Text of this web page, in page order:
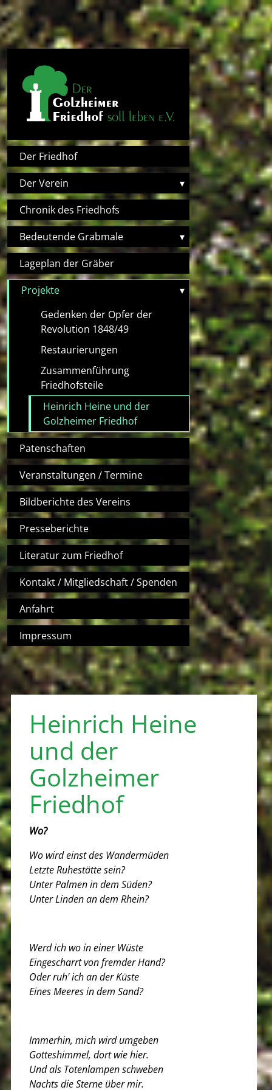
Direkt zum Inhalt
Hauptnavigation
Der Friedhof
Der Verein
▾
Chronik des Friedhofs
Bedeutende Grabmale
▾
Lageplan der Gräber
Projekte
▾
Gedenken der Opfer der
Revolution 1848/49
Restaurierungen
Zusammenführung
Friedhofsteile
Heinrich Heine und der
Golzheimer Friedhof
Patenschaften
Veranstaltungen / Termine
Bildberichte des Vereins
Presseberichte
Literatur zum Friedhof
Kontakt / Mitgliedschaft / Spenden
Anfahrt
Impressum
Heinrich Heine
und der
Golzheimer
Friedhof
Wo?
Wo wird einst des Wandermüden
Letzte Ruhestätte sein?
Unter Palmen in dem Süden?
Unter Linden an dem Rhein?
Werd ich wo in einer Wüste
Eingescharrt von fremder Hand?
Oder ruh' ich an der Küste
Eines Meeres in dem Sand?
Immerhin, mich wird umgeben
Gotteshimmel, dort wie hier.
Und als Totenlampen schweben
Nachts die Sterne über mir.